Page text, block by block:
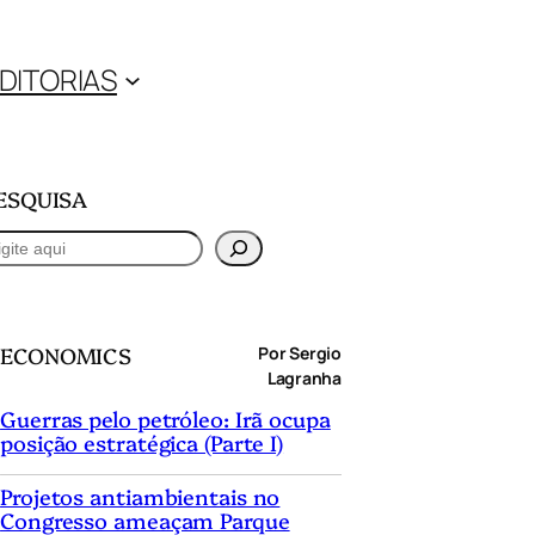
ECONOMICS
Por Sergio
Lagranha
Guerras pelo petróleo: Irã ocupa
posição estratégica (Parte I)
Projetos antiambientais no
Congresso ameaçam Parque